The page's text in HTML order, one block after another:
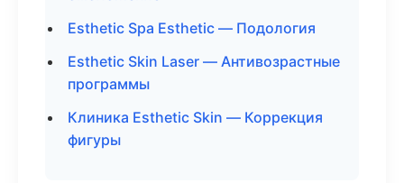
Esthetic Spa Esthetic — Подология
Esthetic Skin Laser — Антивозрастные
программы
Клиника Esthetic Skin — Коррекция
фигуры